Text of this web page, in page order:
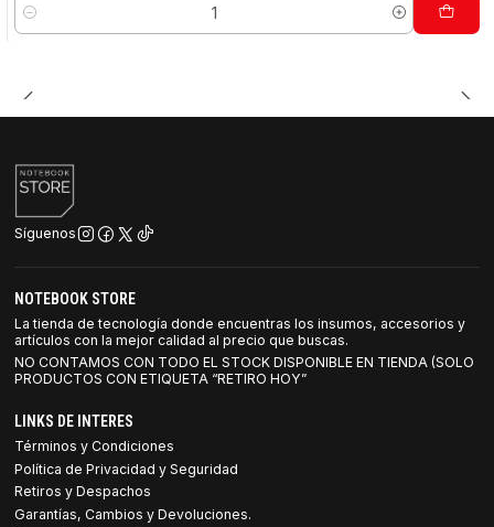
Cantidad
Síguenos
NOTEBOOK STORE
La tienda de tecnología donde encuentras los insumos, accesorios y
artículos con la mejor calidad al precio que buscas.
NO CONTAMOS CON TODO EL STOCK DISPONIBLE EN TIENDA (SOLO
PRODUCTOS CON ETIQUETA “RETIRO HOY”
LINKS DE INTERES
Términos y Condiciones
Política de Privacidad y Seguridad
Retiros y Despachos
Garantías, Cambios y Devoluciones.